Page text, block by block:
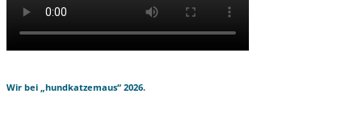
Wir bei „hundkatzemaus“ 2026.